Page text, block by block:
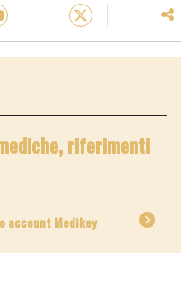
riferimenti
Medikey